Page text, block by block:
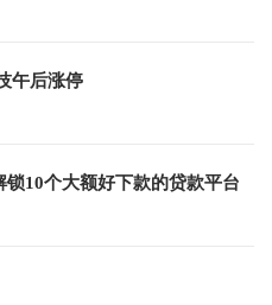
午后涨停
10个大额好下款的贷款平台